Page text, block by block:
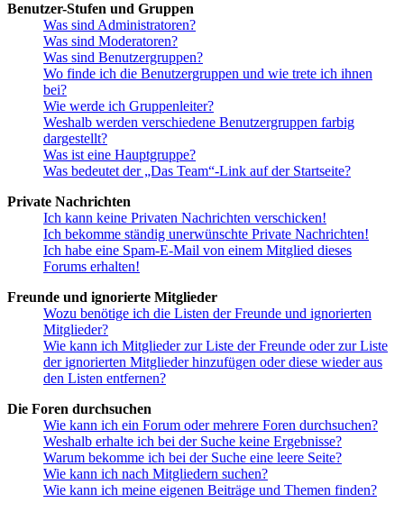
Benutzer-Stufen und Gruppen
Was sind Administratoren?
Was sind Moderatoren?
Was sind Benutzergruppen?
Wo finde ich die Benutzergruppen und wie trete ich ihnen
bei?
Wie werde ich Gruppenleiter?
Weshalb werden verschiedene Benutzergruppen farbig
dargestellt?
Was ist eine Hauptgruppe?
Was bedeutet der „Das Team“-Link auf der Startseite?
Private Nachrichten
Ich kann keine Privaten Nachrichten verschicken!
Ich bekomme ständig unerwünschte Private Nachrichten!
Ich habe eine Spam-E-Mail von einem Mitglied dieses
Forums erhalten!
Freunde und ignorierte Mitglieder
Wozu benötige ich die Listen der Freunde und ignorierten
Mitglieder?
Wie kann ich Mitglieder zur Liste der Freunde oder zur Liste
der ignorierten Mitglieder hinzufügen oder diese wieder aus
den Listen entfernen?
Die Foren durchsuchen
Wie kann ich ein Forum oder mehrere Foren durchsuchen?
Weshalb erhalte ich bei der Suche keine Ergebnisse?
Warum bekomme ich bei der Suche eine leere Seite?
Wie kann ich nach Mitgliedern suchen?
Wie kann ich meine eigenen Beiträge und Themen finden?